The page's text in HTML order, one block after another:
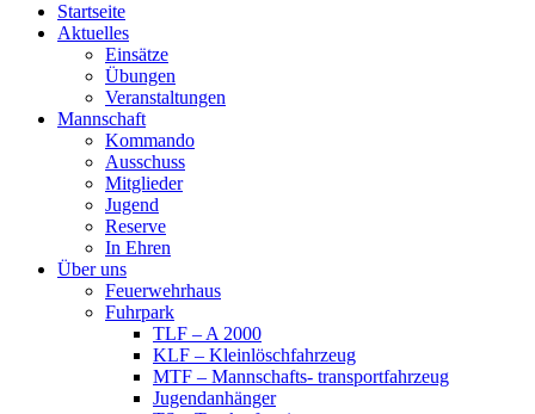
Startseite
Aktuelles
Einsätze
Übungen
Veranstaltungen
Mannschaft
Kommando
Ausschuss
Mitglieder
Jugend
Reserve
In Ehren
Über uns
Feuerwehrhaus
Fuhrpark
TLF – A 2000
KLF – Kleinlöschfahrzeug
MTF – Mannschafts- transportfahrzeug
Jugendanhänger